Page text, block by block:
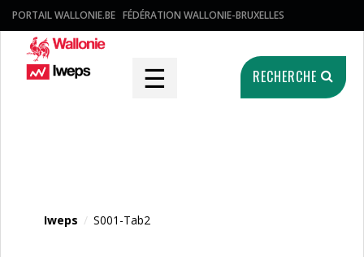
PORTAIL WALLONIE.BE FÉDÉRATION WALLONIE-BRUXELLES
☰ RECHERCHE
Iweps / S001-Tab2